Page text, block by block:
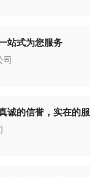
站式为您服务
司
诚的信誉，实在的